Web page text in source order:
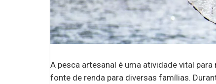
A pesca artesanal é uma atividade vital
fonte de renda para diversas famílias.